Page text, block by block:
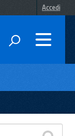
Accedi